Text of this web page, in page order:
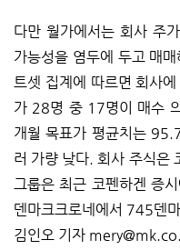
다만 월가에서는 회사 주
가능성을 염두에 두고 매
트셋 집계에 따르면 회사
가 28명 중 17명이 매수
개월 목표가 평균치는
러 가량 낮다. 회사 주식은
그룹은 최근 코펜하겐 증
덴마크크로네에서 745덴
김인오 기자